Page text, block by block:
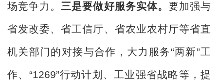
场竞争力。三是要做好服务实体。 要加强与
省发改委、省工信厅、省农业农村厅等省直
机关部门的对接与合作，大力服务“两新”工
作、“1269”行动计划、工业强省战略等，提